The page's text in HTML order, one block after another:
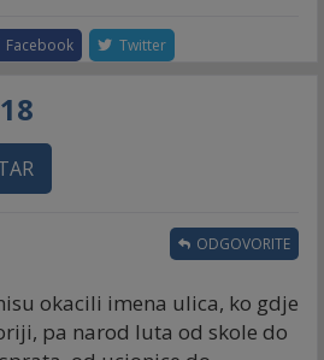
Facebook Twitter
18
okacili imena ulica, ko gdje
pa narod luta od skole do
ODGOVORITE